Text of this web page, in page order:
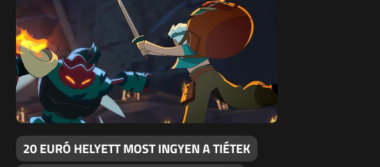
20 EURÓ HELYETT MOST INGYEN A TIÉTEK